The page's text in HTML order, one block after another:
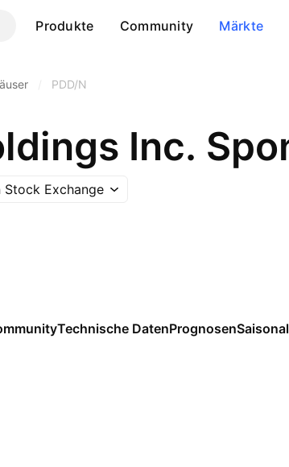
Produkte Community Märkte
PDD/N
Inc.
Stock Exchange
Technische DatenPrognosenSaisonal